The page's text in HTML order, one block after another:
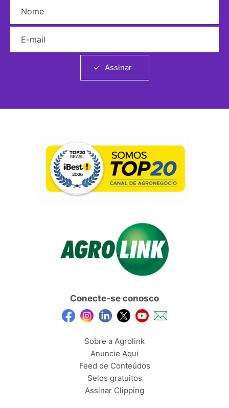
Assinar
Conecte-se conosco
Sobre a Agrolink
Anuncie Aqui
Feed de Conteúdos
Selos gratuitos
Assinar Clipping